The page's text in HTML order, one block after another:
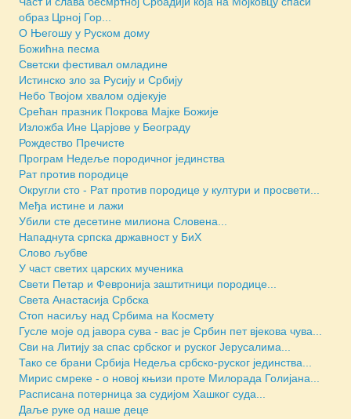
образ Црној Гор...
О Његошу у Руском дому
Божићна песма
Светски фестивал омладине
Истинско зло за Русију и Србију
Небо Твојом хвалом одјекује
Срећан празник Покрова Мајке Божије
Изложба Ине Царјове у Београду
Рождество Пречисте
Програм Недеље породичног јединства
Рат против породице
Округли сто - Рат против породице у култури и просвети...
Међа истине и лажи
Убили сте десетине милиона Словена...
Нападнута српска државност у БиХ
Слово љубве
У част светих царских мученика
Свети Петар и Февронија заштитници породице...
Света Анастасија Србска
Стоп насиљу над Србима на Космету
Гусле моје од јавора сува - вас је Србин пет вјекова чува...
Сви на Литију за спас србског и руског Јерусалима...
Тако се брани Србија Недеља србско-руског јединства...
Мирис смреке - о новој књизи проте Милорада Голијана...
Расписана потерница за судијом Хашког суда...
Даље руке од наше деце